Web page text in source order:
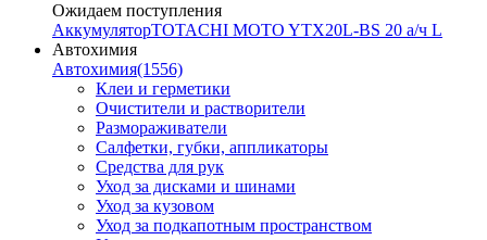
Ожидаем поступления
АккумуляторTOTACHI MOTO YTX20L-BS 20 а/ч L
Автохимия
Автохимия(1556)
Клеи и герметики
Очистители и растворители
Размораживатели
Салфетки, губки, аппликаторы
Средства для рук
Уход за дисками и шинами
Уход за кузовом
Уход за подкапотным пространством